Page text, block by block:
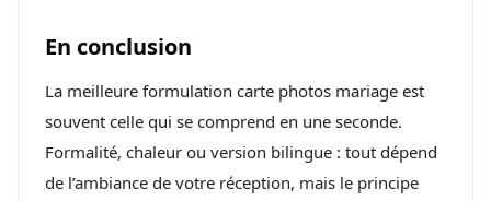
En conclusion
La meilleure formulation carte photos mariage est
souvent celle qui se comprend en une seconde.
Formalité, chaleur ou version bilingue : tout dépend
de l’ambiance de votre réception, mais le principe